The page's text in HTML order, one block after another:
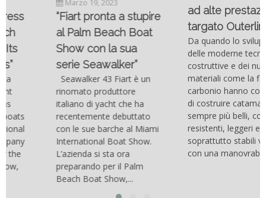
Marzo 19, 2023
“Fiart pronta a stupire
al Palm Beach Boat
Show con la sua
serie Seawalker”
Seawalker 43 Fiart è un
rinomato produttore
italiano di yacht che ha
recentemente debuttato
con le sue barche al Miami
International Boat Show.
L’azienda si sta ora
preparando per il Palm
Beach Boat Show,...
ad alte prestazioni
targato Outerlimits.
Da quando lo sviluppo
delle moderne tecnologie
costruttive e dei nuovi
materiali come la fibra di
carbonio hanno consentito
di costruire catamarani
sempre più belli, compatti,
resistenti, leggeri e
soprattutto stabili veloci
con una manovrabilità...